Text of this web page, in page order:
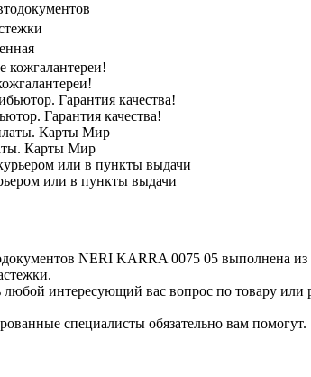
Гарантия качества!
Карты Мир
или в пункты выдачи
NERI KARRA 0075 05 выполнена
интересующий вас вопрос по товару или
специалисты обязательно вам помогут.